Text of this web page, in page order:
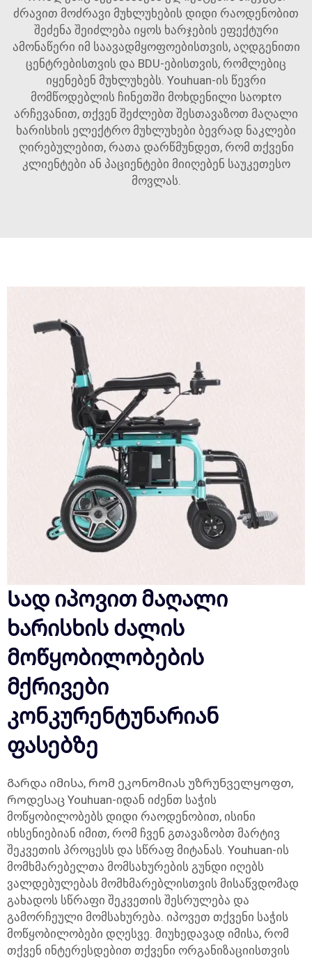
ძრავით მოძრავი მუხლუხების დიდი რაოდენობით
შეძენა შეიძლება იყოს ხარჯების ეფექტური
ამონაწერი იმ საავადმყოფოებისთვის, აღდგენითი
ცენტრებისთვის და BDU-ებისთვის, რომლებიც
იყენებენ მუხლუხებს. Youhuan-ის წევრი
მომწოდებლის ჩინეთში მოხდენილი საოptო
არჩევანით, თქვენ შეძლებთ შესთავაზოთ მაღალი
ხარისხის ელექტრო მუხლუხები ბევრად ნაკლები
ღირებულებით, რათა დარწმუნდეთ, რომ თქვენი
კლიენტები ან პაციენტები მიიღებენ საუკეთესო
მოვლას.
Სად იპოვით მაღალი
ხარისხის ძალის
მოწყობილობების
მქრივები
კონკურენტუნარიან
ფასებზე
Გარდა იმისა, რომ ეკონომიას უზრუნველყოფთ,
როდესაც Youhuan-იდან იძენთ საჭის
მოწყობილობებს დიდი რაოდენობით, ისინი
იხსენიებიან იმით, რომ ჩვენ გთავაზობთ მარტივ
შეკვეთის პროცესს და სწრაფ მიტანას. Youhuan-ის
მომხმარებელთა მომსახურების გუნდი იღებს
ვალდებულებას მომხმარებლისთვის მისაწვდომად
გახადოს სწრაფი შეკვეთის შესრულება და
გამორჩეული მომსახურება. იპოვეთ თქვენი საჭის
მოწყობილობები დღესვე. მიუხედავად იმისა, რომ
თქვენ ინტერესდებით თქვენი ორგანიზაციისთვის